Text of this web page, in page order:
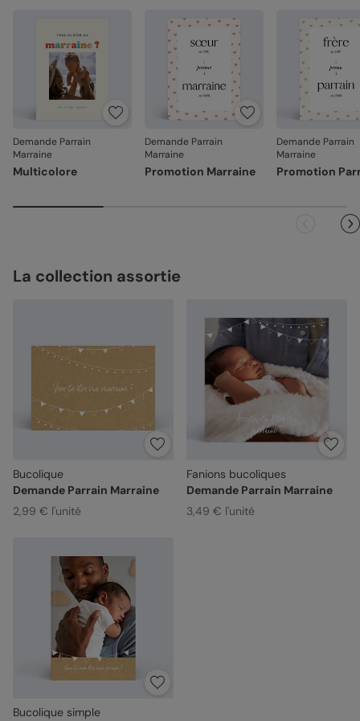
Demande Parrain
Marraine
Multicolore
Demande Parrain
Marraine
Promotion Marraine
Demande Parrain
Marraine
Promotion
La collection assortie
Bucolique
Demande Parrain Marraine
2,99 € l'unité
Fanions bucoliques
Demande Parrain Marraine
3,49 € l'unité
Bucolique simple